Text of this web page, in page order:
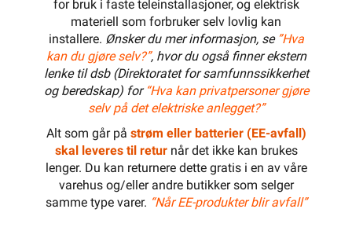
for bruk i faste teleinstallasjoner, og elektrisk
materiell som forbruker selv lovlig kan
installere. Ønsker du mer informasjon, se ”Hva
kan du gjøre selv?”, hvor du også finner ekstern
lenke til dsb (Direktoratet for samfunnssikkerhet
og beredskap) for “Hva kan privatpersoner gjøre
selv på det elektriske anlegget?”
Alt som går på strøm eller batterier (EE-avfall)
skal leveres til returnår det ikke kan brukes
lenger. Du kan returnere dette gratis i en av våre
varehus og/eller andre butikker som selger
samme type varer. “Når EE-produkter blir avfall”